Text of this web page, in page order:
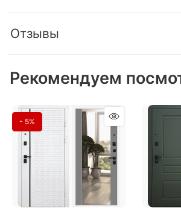
Отзывы
Рекомендуем
- 5%